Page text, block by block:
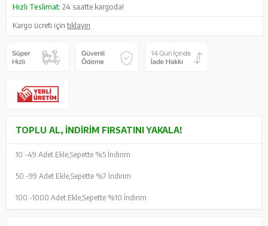
Hızlı Teslimat: 24 saatte kargoda!
Kargo ücreti içintıklayın
TOPLU AL, İNDIRIM FIRSATINI YAKALA!
10 -49 Adet Ekle, Sepette %5 İndirim
50 -99 Adet Ekle, Sepette %7 İndirim
100 -1000 Adet Ekle, Sepette %10 İndirim